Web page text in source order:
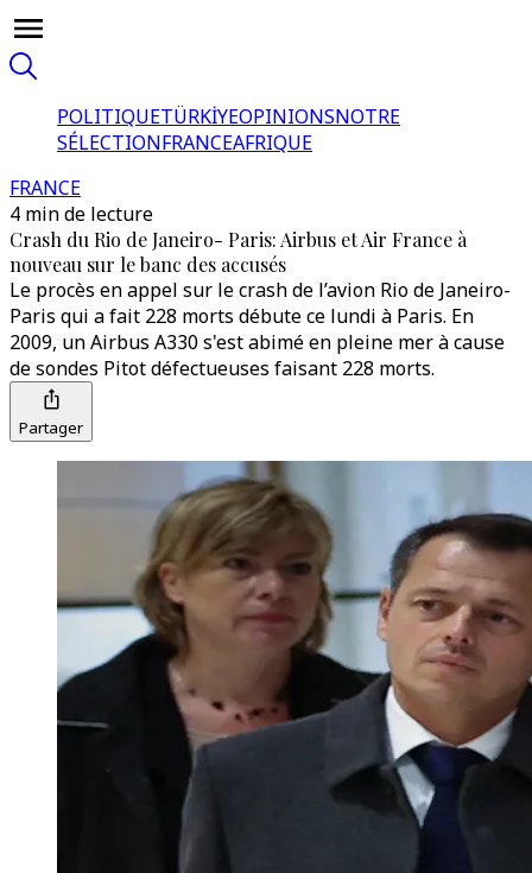
POLITIQUETÜRKİYEOPINIONSNOTRE
SÉLECTIONFRANCEAFRIQUE
FRANCE
4 min de lecture
Crash du Rio de Janeiro- Paris: Airbus et Air France à
nouveau sur le banc des accusés
Le procès en appel sur le crash de l’avion Rio de Janeiro-
Paris qui a fait 228 morts débute ce lundi à Paris. En
2009, un Airbus A330 s'est abimé en pleine mer à cause
de sondes Pitot défectueuses faisant 228 morts.
Partager